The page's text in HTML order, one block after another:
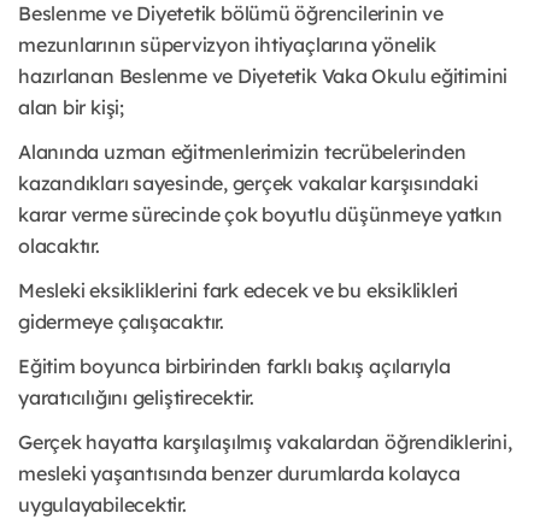
Beslenme ve Diyetetik bölümü öğrencilerinin ve
mezunlarının süpervizyon ihtiyaçlarına yönelik
hazırlanan Beslenme ve Diyetetik Vaka Okulu eğitimini
alan bir kişi;
Alanında uzman eğitmenlerimizin tecrübelerinden
kazandıkları sayesinde, gerçek vakalar karşısındaki
karar verme sürecinde çok boyutlu düşünmeye yatkın
olacaktır.
Mesleki eksikliklerini fark edecek ve bu eksiklikleri
gidermeye çalışacaktır.
Eğitim boyunca birbirinden farklı bakış açılarıyla
yaratıcılığını geliştirecektir.
Gerçek hayatta karşılaşılmış vakalardan öğrendiklerini,
mesleki yaşantısında benzer durumlarda kolayca
uygulayabilecektir.